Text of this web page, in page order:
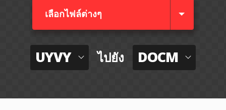
เลือกไฟล์ต่างๆ​
UYVY ไปยัง DOCM